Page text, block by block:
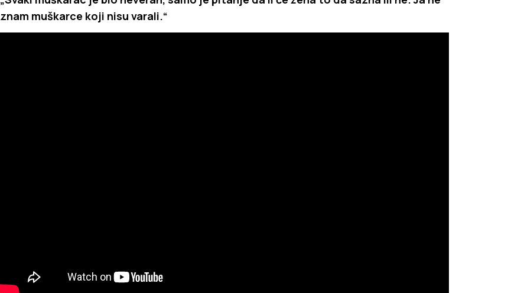
znam muškarce koji nisu varali.“